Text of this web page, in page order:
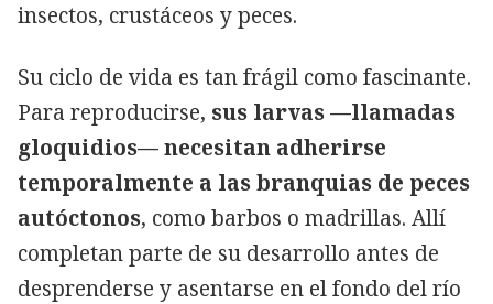
insectos, crustáceos y peces.
Su ciclo de vida es tan frágil como fascinante.
Para reproducirse, sus larvas —llamadas
gloquidios— necesitan adherirse
temporalmente a las branquias de peces
autóctonos, como barbos o madrillas. Allí
completan parte de su desarrollo antes de
desprenderse y asentarse en el fondo del río